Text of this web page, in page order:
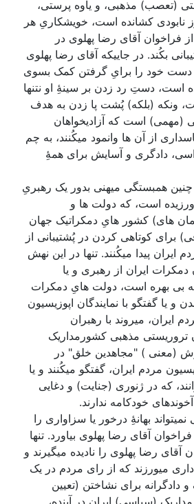
(تعصب) مذهبی، و یاوه پرستی،
نابودی کشانده است، خویشکاریِ هر
فراخوان آقای رضا پهلوی در
بکُند. در جاییکه آقای رضا پهلوی
دست خود را برایِ گرفتن کمک بسوی
است، دستِ رد زدن بر سینۀِ او نتنها
ونکه (بلکه) پُشت پا زدن به هدف
(مهمی) است که آزادیخواهان
از آن ها وانمود میکُنند، به چم
دادگری و آسایش برای همۀِ
چنین همبستگی میهنی بدور یک رهبریِ
است، که دولت ها و
های) کشور هایِ دمکراتیک جهان
برای کوتاهی کردن در پُشتیبانی از
ایران پیدا میکُنند. تنها در این نهش
ایران از رهبری و یا
بی بهره است، دولت هایِ دمکرات
و یا گفتگو با نمایندگان اپوزیسیون
ایران، میروند با رهبران
تروریستی مذهبی کشورمداریک
(معنی ) "مجاهدین خلق" در
مردم ایران، گفتگو میکُنند و یا
که در ژنوری (جنایت) و دغایی
خودکامه ندارند.
بهانۀِ درخور یا سزاواری را
آقای رضا پهلوی بیاورد. تنها
آقای رضا پهلوی را نادیده میگیرند و
میورزند که از رای مردم در یک
دادگرانه برای نشاختن (تعیین